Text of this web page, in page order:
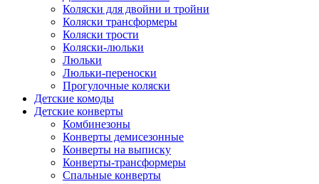
Коляски для двойни и тройни
Коляски трансформеры
Коляски трости
Коляски-люльки
Люльки
Люльки-переноски
Прогулочные коляски
Детские комоды
Детские конверты
Комбинезоны
Конверты демисезонные
Конверты на выписку
Конверты-трансформеры
Спальные конверты